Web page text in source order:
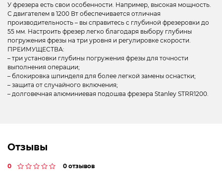
У фрезера есть свои особенности. Например, высокая мощность.
С двигателем в 1200 Вт обеспечивается отличная
производительность – вы справитесь с глубиной фрезеровки до
55 мм. Настроить фрезер легко благодаря выбору глубины
погружения фрезы на три уровня и регулировке скорости.
ПРЕИМУЩЕСТВА:
– три установки глубины погружения фрезы для точности
выполнения операции;
– блокировка шпинделя для более легкой замены оснастки;
– защита от случайного включения;
– долговечная алюминиевая подошва фрезера Stanley STRR1200.
Отзывы
0 0 отзывов